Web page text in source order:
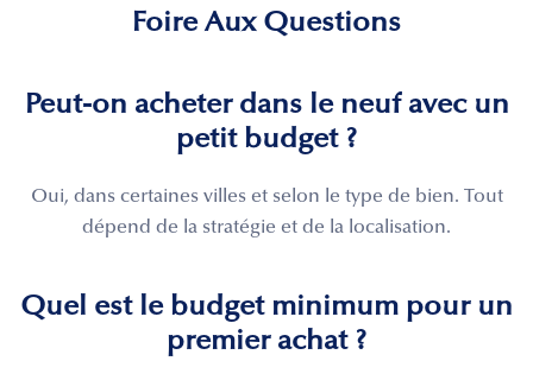
Foire Aux Questions
Peut-on acheter dans le neuf avec un
petit budget ?
Oui, dans certaines villes et selon le type de bien. Tout
dépend de la stratégie et de la localisation.
Quel est le budget minimum pour un
premier achat ?